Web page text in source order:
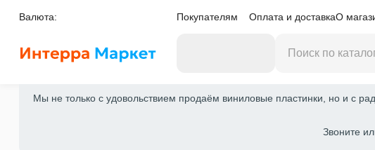
Валюта: Покупателям Оплата и доставкаО
Мы не только с удовольствием продаём виниловые пластинки, но и с
Звоните